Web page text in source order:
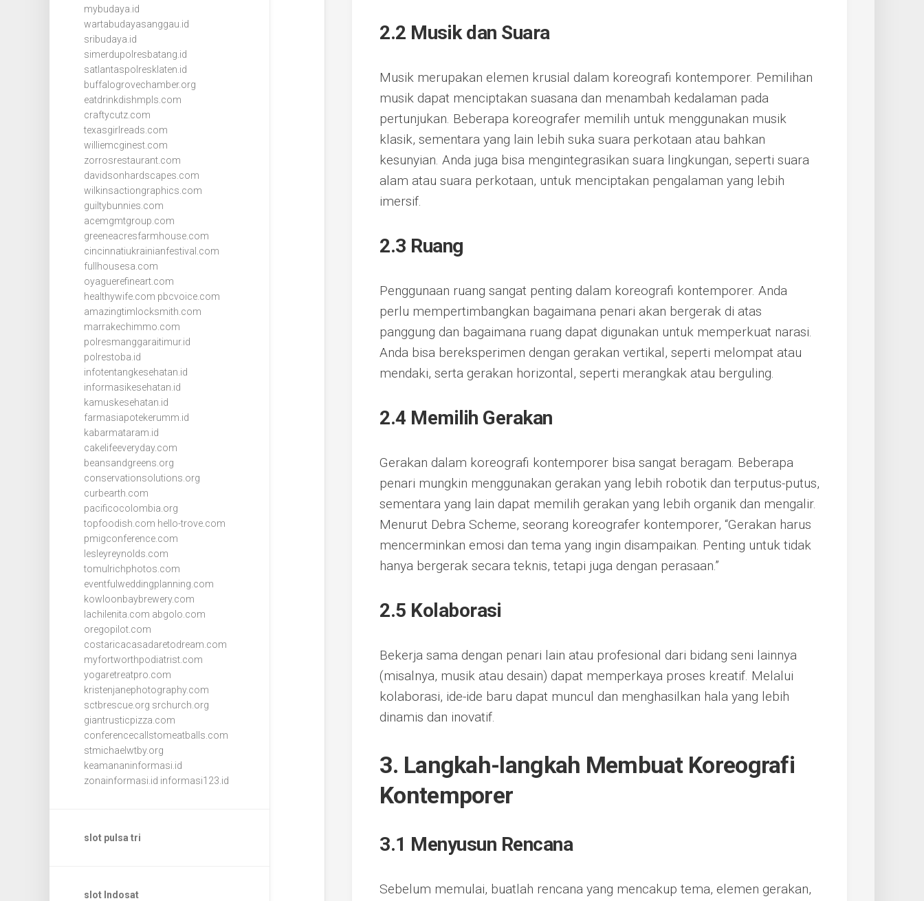
mybudaya.id
wartabudayasanggau.id
sribudaya.id
simerdupolresbatang.id
satlantaspolresklaten.id
buffalogrovechamber.org
eatdrinkdishmpls.com
craftycutz.com
texasgirlreads.com
williemcginest.com
zorrosrestaurant.com
davidsonhardscapes.com
wilkinsactiongraphics.com
guiltybunnies.com
acemgmtgroup.com
greeneacresfarmhouse.com
cincinnatiukrainianfestival.com
fullhousesa.com
oyaguerefineart.com
healthywife.com pbcvoice.com
amazingtimlocksmith.com
marrakechimmo.com
polresmanggaraitimur.id
polrestoba.id
infotentangkesehatan.id
informasikesehatan.id
kamuskesehatan.id
farmasiapotekerumm.id
kabarmataram.id
cakelifeeveryday.com
beansandgreens.org
conservationsolutions.org
curbearth.com
pacificocolombia.org
topfoodish.com hello-trove.com
pmigconference.com
lesleyreynolds.com
tomulrichphotos.com
eventfulweddingplanning.com
kowloonbaybrewery.com
lachilenita.com abgolo.com
oregopilot.com
costaricacasadaretodream.com
myfortworthpodiatrist.com
yogaretreatpro.com
kristenjanephotography.com
sctbrescue.org srchurch.org
giantrusticpizza.com
conferencecallstomeatballs.com
stmichaelwtby.org
keamananinformasi.id
zonainformasi.id informasi123.id
slot pulsa tri
slot Indosat
2.2 Musik dan Suara
Musik merupakan elemen krusial dalam koreografi kontemporer. Pemilihan
musik dapat menciptakan suasana dan menambah kedalaman pada
pertunjukan. Beberapa koreografer memilih untuk menggunakan musik
klasik, sementara yang lain lebih suka suara perkotaan atau bahkan
kesunyian. Anda juga bisa mengintegrasikan suara lingkungan, seperti suara
alam atau suara perkotaan, untuk menciptakan pengalaman yang lebih
imersif.
2.3 Ruang
Penggunaan ruang sangat penting dalam koreografi kontemporer. Anda
perlu mempertimbangkan bagaimana penari akan bergerak di atas
panggung dan bagaimana ruang dapat digunakan untuk memperkuat narasi.
Anda bisa bereksperimen dengan gerakan vertikal, seperti melompat atau
mendaki, serta gerakan horizontal, seperti merangkak atau berguling.
2.4 Memilih Gerakan
Gerakan dalam koreografi kontemporer bisa sangat beragam. Beberapa
penari mungkin menggunakan gerakan yang lebih robotik dan terputus-putus,
sementara yang lain dapat memilih gerakan yang lebih organik dan mengalir.
Menurut Debra Scheme, seorang koreografer kontemporer, “Gerakan harus
mencerminkan emosi dan tema yang ingin disampaikan. Penting untuk tidak
hanya bergerak secara teknis, tetapi juga dengan perasaan.”
2.5 Kolaborasi
Bekerja sama dengan penari lain atau profesional dari bidang seni lainnya
(misalnya, musik atau desain) dapat memperkaya proses kreatif. Melalui
kolaborasi, ide-ide baru dapat muncul dan menghasilkan hala yang lebih
dinamis dan inovatif.
3. Langkah-langkah Membuat Koreografi
Kontemporer
3.1 Menyusun Rencana
Sebelum memulai, buatlah rencana yang mencakup tema, elemen gerakan,